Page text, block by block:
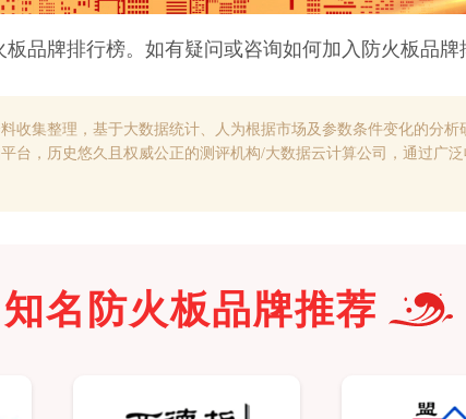
板品牌排行榜。如有疑问或咨询如何加入 防火板品牌
收集整理，基于大数据统计、人为根据市场及参数条件变化的分
台，历史悠久且权威公正的测评机构/大数据云计算公司，通过广
知名 防火板品牌推荐